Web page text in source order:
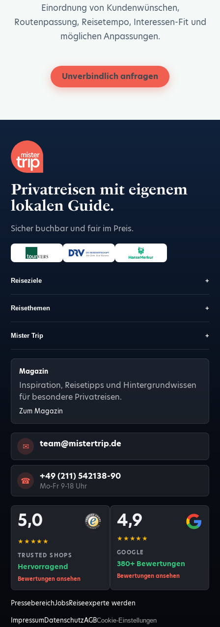
Einordnung von Kundenwünschen,
Routenpassung, Reisetempo, Interessen-Fit und
möglichen Anpassungen.
Unverbindlich anfragen
Privatreisen mit eigenem
lokalen Guide.
Sicher buchbar und fair im Preis.
Reiseziele +
Reisethemen +
Mister Trip +
Magazin
Inspiration, Reisetipps und Hintergrundwissen
für besondere Privatreisen.
Zum Magazin
✉ team@mistertrip.de
☎ +49 (211) 542138-90
Mo-Fr 9-18 Uhr
5,0
★★★★★
TRUSTED SHOPS
Hervorragend
Bewertungen ansehen
4,9
★★★★★
GOOGLE
380+ Bewertungen
Bewertungen ansehen
PressebereichJobsReiseexperte werden
ImpressumDatenschutzAGBCookie-Einstellungen